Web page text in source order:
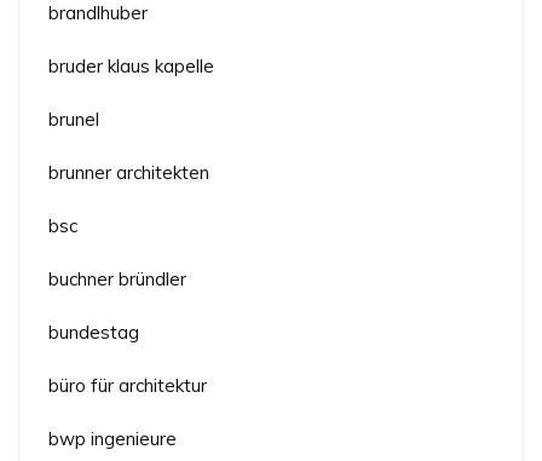
brandlhuber
bruder klaus kapelle
brunel
brunner architekten
bsc
buchner bründler
bundestag
büro für architektur
bwp ingenieure